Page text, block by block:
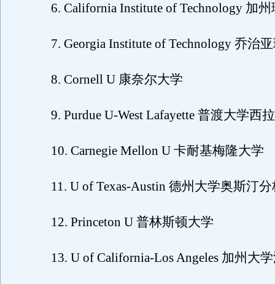
6. California Institute of Technology 加州
7. Georgia Institute of Technology 乔治
8. Cornell U 康奈尔大学
9. Purdue U-West Lafayette 普渡大学西
10. Carnegie Mellon U 卡耐基梅隆大学
11. U of Texas-Austin 德州大学奥斯汀分
12. Princeton U 普林斯顿大学
13. U of California-Los Angeles 加州大